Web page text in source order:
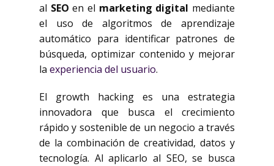
al SEO en el marketing digital mediante
el uso de algoritmos de aprendizaje
automático para identificar patrones de
búsqueda, optimizar contenido y mejorar
la experiencia del usuario.
El growth hacking es una estrategia
innovadora que busca el crecimiento
rápido y sostenible de un negocio a través
de la combinación de creatividad, datos y
tecnología. Al aplicarlo al SEO, se busca